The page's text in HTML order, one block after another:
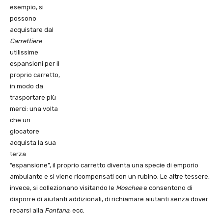
esempio, si
possono
acquistare dal
Carrettiere
utilissime
espansioni per il
proprio carretto,
in modo da
trasportare più
merci: una volta
che un
giocatore
acquista la sua
terza
“espansione”, il proprio carretto diventa una specie di emporio
ambulante e si viene ricompensati con un rubino. Le altre tessere,
invece, si collezionano visitando le Moscheee consentono di
disporre di aiutanti addizionali, di richiamare aiutanti senza dover
recarsi alla Fontana, ecc.